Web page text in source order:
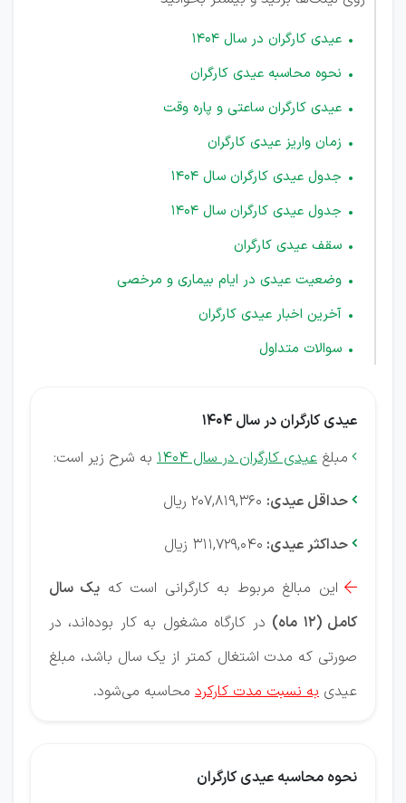
عیدی کارگران در سال 1404
نحوه محاسبه عیدی کارگران
عیدی کارگران ساعتی و پاره وقت
زمان واریز عیدی کارگران
جدول عیدی کارگران سال 1404
جدول عیدی کارگران سال 1404
سقف عیدی کارگران
وضعیت عیدی در ایام بیماری و مرخصی
آخرین اخبار عیدی کارگران
سوالات متداول
عیدی کارگران در سال 1404
 مبلغ عیدی کارگران در سال ۱۴۰۴ به شرح زیر است:
 حداقل عیدی:
 حداکثر عیدی: 311,729,040 زیال
 این مبالغ مربوط به کارگرانی است که یک سال
کامل (۱۲ ماه)
در کارگاه مشغول به کار بوده‌اند، در
صورتی که مدت اشتغال کمتر از یک سال باشد، مبلغ
عیدی به نسبت مدت کارکرد محاسبه می‌شود.
نحوه محاسبه عیدی کارگران